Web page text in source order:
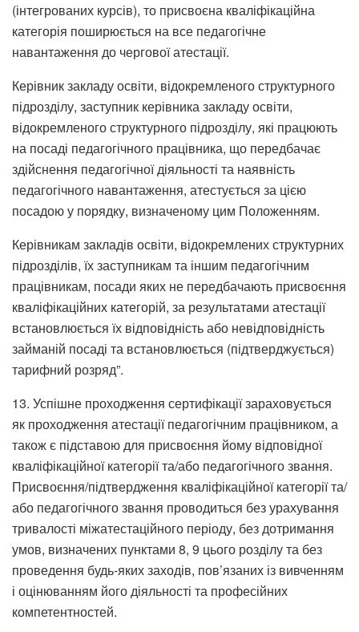
(інтегрованих курсів), то присвоєна кваліфікаційна
категорія поширюється на все педагогічне
навантаження до чергової атестації.
Керівник закладу освіти, відокремленого структурного
підрозділу, заступник керівника закладу освіти,
відокремленого структурного підрозділу, які працюють
на посаді педагогічного працівника, що передбачає
здійснення педагогічної діяльності та наявність
педагогічного навантаження, атестується за цією
посадою у порядку, визначеному цим Положенням.
Керівникам закладів освіти, відокремлених структурних
підрозділів, їх заступникам та іншим педагогічним
працівникам, посади яких не передбачають присвоєння
кваліфікаційних категорій, за результатами атестації
встановлюється їх відповідність або невідповідність
займаній посаді та встановлюється (підтверджується)
тарифний розряд”.
13. Успішне проходження сертифікації зараховується
як проходження атестації педагогічним працівником, а
також є підставою для присвоєння йому відповідної
кваліфікаційної категорії та/або педагогічного звання.
Присвоєння/підтвердження кваліфікаційної категорії та/
або педагогічного звання проводиться без урахування
тривалості міжатестаційного періоду, без дотримання
умов, визначених пунктами 8, 9 цього розділу та без
проведення будь-яких заходів, пов’язаних із вивченням
і оцінюванням його діяльності та професійних
компетентностей.